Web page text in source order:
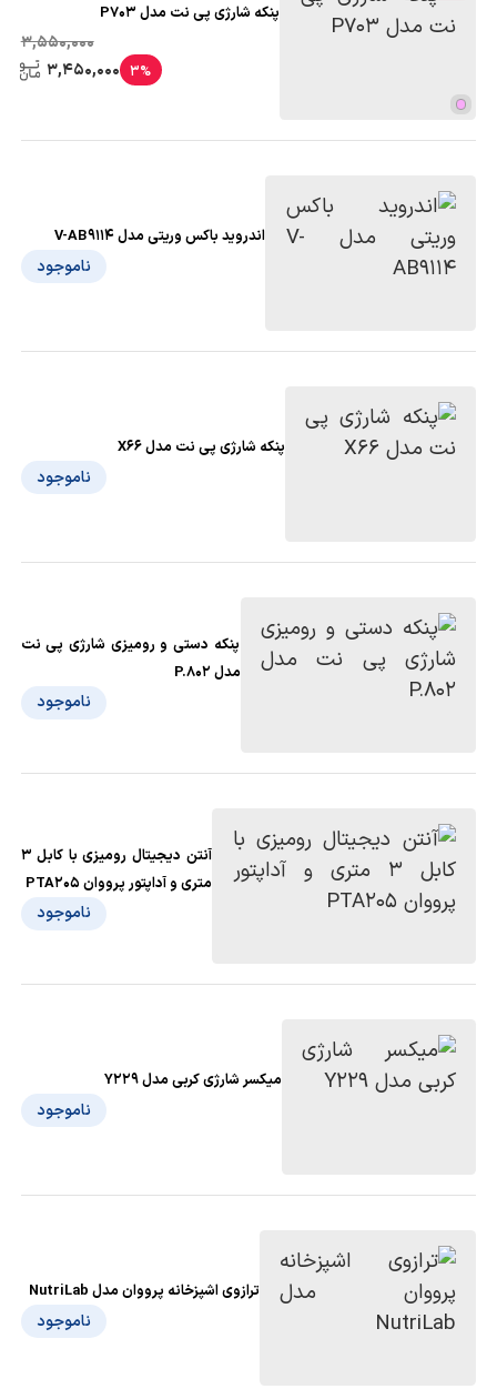
پنکه شارژی پی نت مدل P703
3,550,000
3%
3,450,000
اندروید باکس وریتی مدل V-AB9114
ناموجود
پنکه شارژی پی نت مدل X66
ناموجود
پنکه دستی و رومیزی شارژی پی نت
مدل P.802
ناموجود
آنتن دیجیتال رومیزی با کابل 3
متری و آداپتور پرووان PTA205
ناموجود
میکسر شارژی کربی مدل Y229
ناموجود
ترازوی اشپزخانه پرووان مدل NutriLab
ناموجود